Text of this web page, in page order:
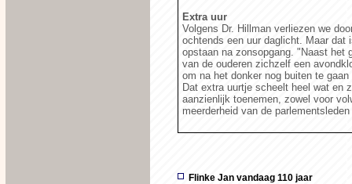
Extra uur
Volgens Dr. Hillman verliezen we
ochtends een uur daglicht. Maar dat
opstaan na zonsopgang. "Naast het
van de ouderen zichzelf een
om na het donker nog buiten te
Dat extra uurtje scheelt heel wat en
aanzienlijk toenemen, zowel voor
meerderheid van de
Flinke Jan vandaag 110 jaar